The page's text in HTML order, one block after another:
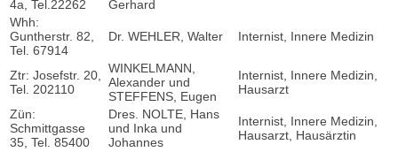
4a, Tel.22262
Gerhard
Whh:
Guntherstr. 82,
Tel. 67914
Dr. WEHLER, Walter Internist, Innere Medizin
Ztr: Josefstr. 20,
Tel. 202110
WINKELMANN,
Alexander und
STEFFENS, Eugen
Internist, Innere Medizin,
Hausarzt
Zün:
Schmittgasse
35, Tel. 85400
Dres. NOLTE, Hans
und Inka und
Johannes
Internist, Innere Medizin,
Hausarzt, Hausärztin